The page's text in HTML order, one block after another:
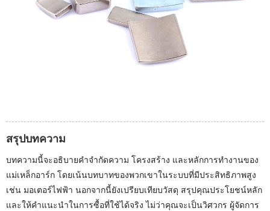
สรุปบทความ
บทความนี้จะอธิบายคำจำกัดความ โครงสร้าง และหลักการทำงานของ
แม่เหล็กอาร์ก โดยเน้นบทบาทของพวกเขาในระบบที่มีประสิทธิภาพสูง
เช่น มอเตอร์ไฟฟ้า นอกจากนี้ยังเปรียบเทียบวัสดุ สรุปคุณประโยชน์หลัก
และให้คำแนะนำในการซื้อที่ใช้ได้จริง ไม่ว่าคุณจะเป็นวิศวกร ผู้จัดการ